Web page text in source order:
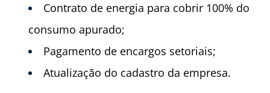
Contrato de energia para cobrir 100% do
consumo apurado;
Pagamento de encargos setoriais;
Atualização do cadastro da empresa.